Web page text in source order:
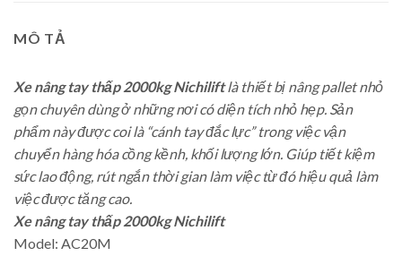
MÔ TẢ
Xe nâng tay thấp 2000kg Nichiliftlà thiết bị nâng pallet nhỏ
gọn chuyên dùng ở những nơi có diện tích nhỏ hẹp. Sản
phẩm này được coi là “cánh tay đắc lực” trong việc vận
chuyển hàng hóa cồng kềnh, khối lượng lớn. Giúp tiết kiệm
sức lao động, rút ngắn thời gian làm việc từ đó hiệu quả làm
việc được tăng cao.
Xe nâng tay thấp 2000kg Nichilift
Model: AC20M